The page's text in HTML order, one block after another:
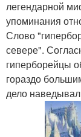
легендарной
упоминания
Слово
севере".
гиперборейцы
гораздо
дело